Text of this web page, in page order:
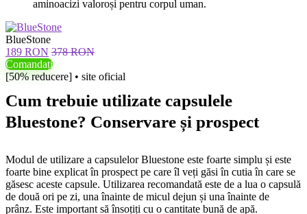
aminoacizi valoroși pentru corpul uman.
BlueStone
189 RON 378 RON
Comandați
[50% reducere] • site oficial
Cum trebuie utilizate capsulele
Bluestone? Conservare și prospect
Modul de utilizare a capsulelor Bluestone este foarte simplu și este
foarte bine explicat în prospect pe care îl veți găsi în cutia în care se
găsesc aceste capsule. Utilizarea recomandată este de a lua o capsulă
de două ori pe zi, una înainte de micul dejun și una înainte de
prânz. Este important să însoțiți cu o cantitate bună de apă.